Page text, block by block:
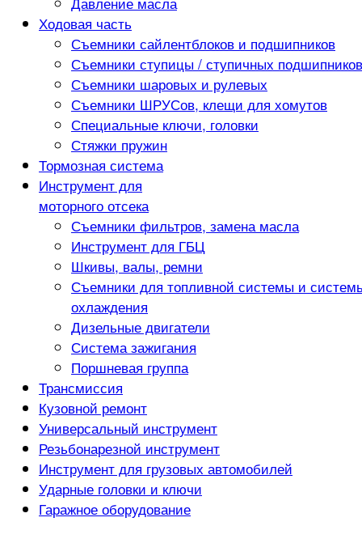
Ходовая часть
Съемники сайлентблоков и подшипников
Съемники ступицы / ступичных подшипников
Съемники шаровых и рулевых
Съемники ШРУСов, клещи для хомутов
Специальные ключи, головки
Стяжки пружин
Тормозная система
Инструмент для
моторного отсека
Съемники фильтров, замена масла
Инструмент для ГБЦ
Шкивы, валы, ремни
Съемники для топливной системы и
охлаждения
Дизельные двигатели
Система зажигания
Поршневая группа
Трансмиссия
Кузовной ремонт
Универсальный инструмент
Резьбонарезной инструмент
Инструмент для грузовых автомобилей
Ударные головки и ключи
Гаражное оборудование